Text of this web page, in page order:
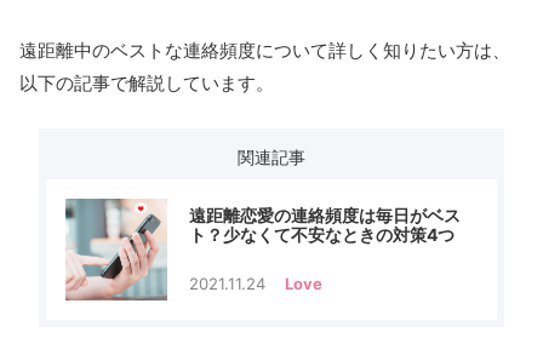
遠距離中のベストな連絡頻度について詳しく知りたい方は、
以下の記事で解説しています。
関連記事
遠距離恋愛の連絡頻度は毎日がベス
ト？少なくて不安なときの対策4つ
2021.11.24 Love